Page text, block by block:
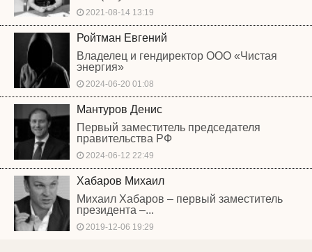
2021-08-14 13:19
Ройтман Евгений
Владелец и гендиректор ООО «Чистая
энергия»
2024-06-20 01:08
Мантуров Денис
Первый заместитель председателя
правительства РФ
2024-06-12 22:49
Хабаров Михаил
Михаил Хабаров – первый заместитель
президента –...
2019-12-06 19:29